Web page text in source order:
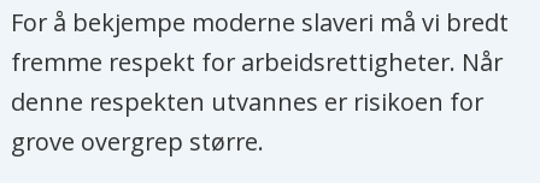
ved universitetet i New York.
Terje Vigtel, seniorådgiver i Conow
Tore Westberg
bosatt i Nairobi
For å bekjempe moderne slaveri må vi bredt
fremme respekt for arbeidsrettigheter. Når
denne respekten utvannes er risikoen for
grove overgrep større.